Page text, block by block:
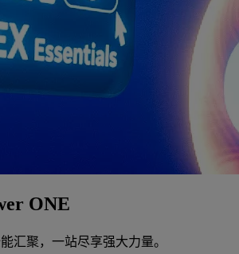
ONE
汇聚，一站尽享强大力量。